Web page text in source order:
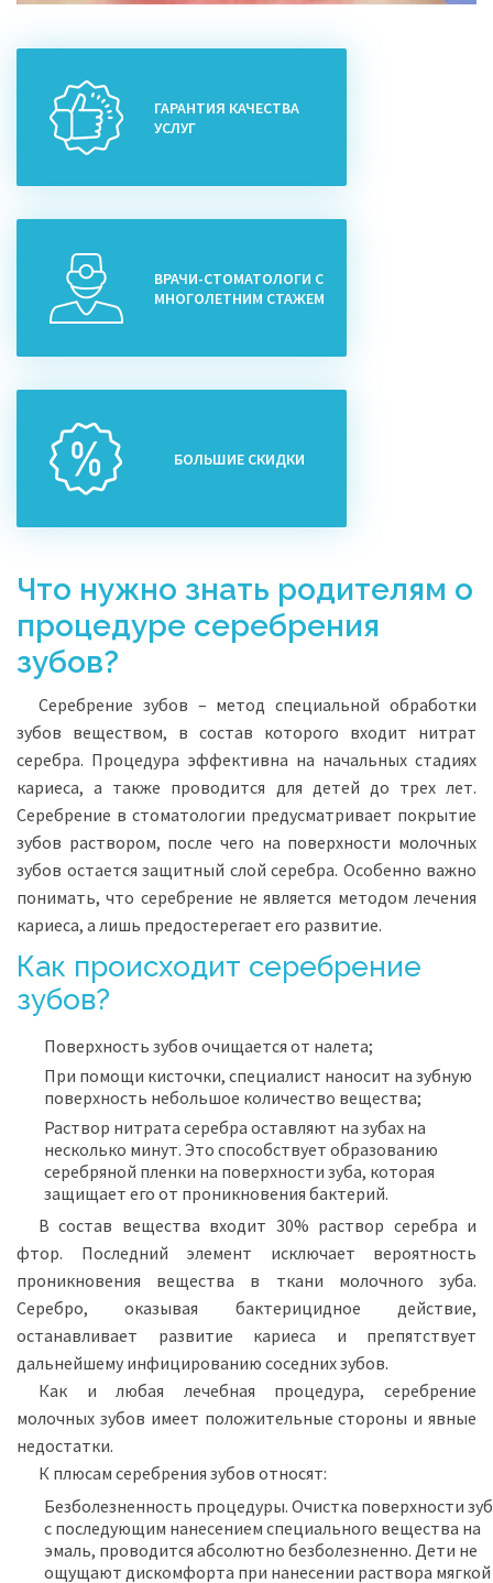
ГАРАНТИЯ КАЧЕСТВА
УСЛУГ
ВРАЧИ-СТОМАТОЛОГИ С
МНОГОЛЕТНИМ СТАЖЕМ
БОЛЬШИЕ СКИДКИ
Что нужно знать родителям о
процедуре серебрения
зубов?
Серебрение зубов – метод специальной обработки
зубов веществом, в состав которого входит нитрат
серебра. Процедура эффективна на начальных стадиях
кариеса, а также проводится для детей до трех лет.
Серебрение в стоматологии предусматривает покрытие
зубов раствором, после чего на поверхности молочных
зубов остается защитный слой серебра. Особенно важно
понимать, что серебрение не является методом лечения
кариеса, а лишь предостерегает его развитие.
Как происходит серебрение
зубов?
Поверхность зубов очищается от налета;
При помощи кисточки, специалист наносит на зубную
поверхность небольшое количество вещества;
Раствор нитрата серебра оставляют на зубах на
несколько минут. Это способствует образованию
серебряной пленки на поверхности зуба, которая
защищает его от проникновения бактерий.
В состав вещества входит 30% раствор серебра и
фтор. Последний элемент исключает вероятность
проникновения вещества в ткани молочного зуба.
Серебро, оказывая бактерицидное действие,
останавливает развитие кариеса и препятствует
дальнейшему инфицированию соседних зубов.
Как и любая лечебная процедура, серебрение
молочных зубов имеет положительные стороны и явные
недостатки.
К плюсам серебрения зубов относят:
Безболезненность процедуры. Очистка поверхности
с последующим нанесением специального вещества на
эмаль, проводится абсолютно безболезненно. Дети не
ощущают дискомфорта при нанесении раствора мягкой